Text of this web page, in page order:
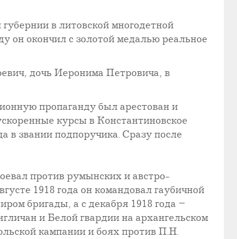
в литовской многодетной
он окончил с золотой медалью реальное
дочь Иеронима Петровича, в
пропаганду был арестован и
курсы в Константиновское
в звании подпоручика. Сразу после
против румынских и австро-
1918 года он командовал гаубичной
бригады, а с декабря 1918 года –
и Белой гвардии на архангельском
кампании и боях против П.Н.